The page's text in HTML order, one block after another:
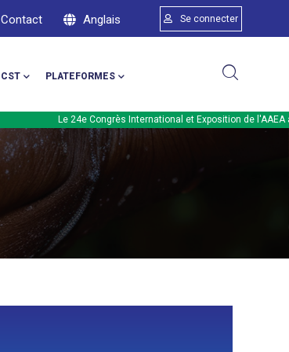
Contact Anglais Menu du
Se connecter
CST PLATEFORMES
Le 24e Congrès International et Exposition de l'AAEA aura